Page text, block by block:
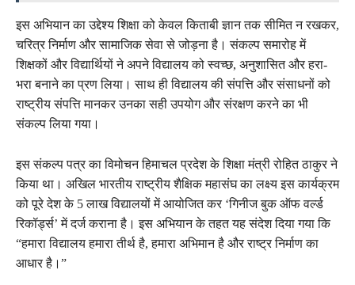
इस अभियान का उद्देश्य शिक्षा को केवल किताबी ज्ञान तक सीमित न रखकर,
चरित्र निर्माण और सामाजिक सेवा से जोड़ना है। संकल्प समारोह में
शिक्षकों और विद्यार्थियों ने अपने विद्यालय को स्वच्छ, अनुशासित और हरा-
भरा बनाने का प्रण लिया। साथ ही विद्यालय की संपत्ति और संसाधनों को
राष्ट्रीय संपत्ति मानकर उनका सही उपयोग और संरक्षण करने का भी
संकल्प लिया गया।
इस संकल्प पत्र का विमोचन हिमाचल प्रदेश के शिक्षा मंत्री रोहित ठाकुर ने
किया था। अखिल भारतीय राष्ट्रीय शैक्षिक महासंघ का लक्ष्य इस कार्यक्रम
को पूरे देश के 5 लाख विद्यालयों में आयोजित कर ‘गिनीज बुक ऑफ वर्ल्ड
रिकॉर्ड्स’ में दर्ज कराना है। इस अभियान के तहत यह संदेश दिया गया कि
“हमारा विद्यालय हमारा तीर्थ है, हमारा अभिमान है और राष्ट्र निर्माण का
आधार है।”